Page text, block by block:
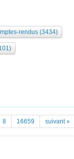
rendus (3434)
8 16659 suivant »